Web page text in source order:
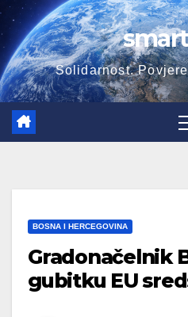
Skip
to
content
Solidarnost.
BOSNA I HERCEGOVINA
Gradonačelnik
gubitku EU